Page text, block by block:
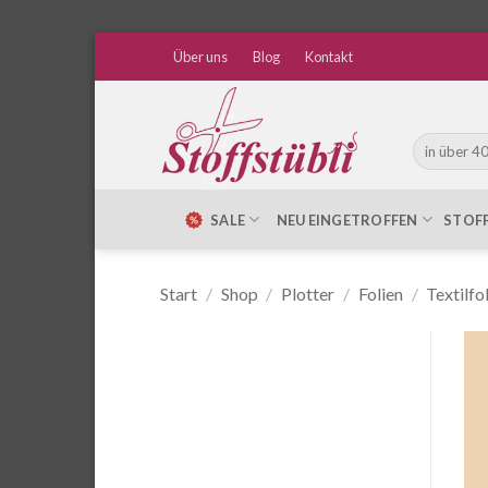
Über uns Blog Kontakt
Suche
nach:
SALE NEU EINGETROFFEN
Start / Shop / Plotter / Folien /